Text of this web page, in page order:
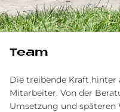
Team
Die treibende Kraft hinter
Mitarbeiter. Von der
Umsetzung und